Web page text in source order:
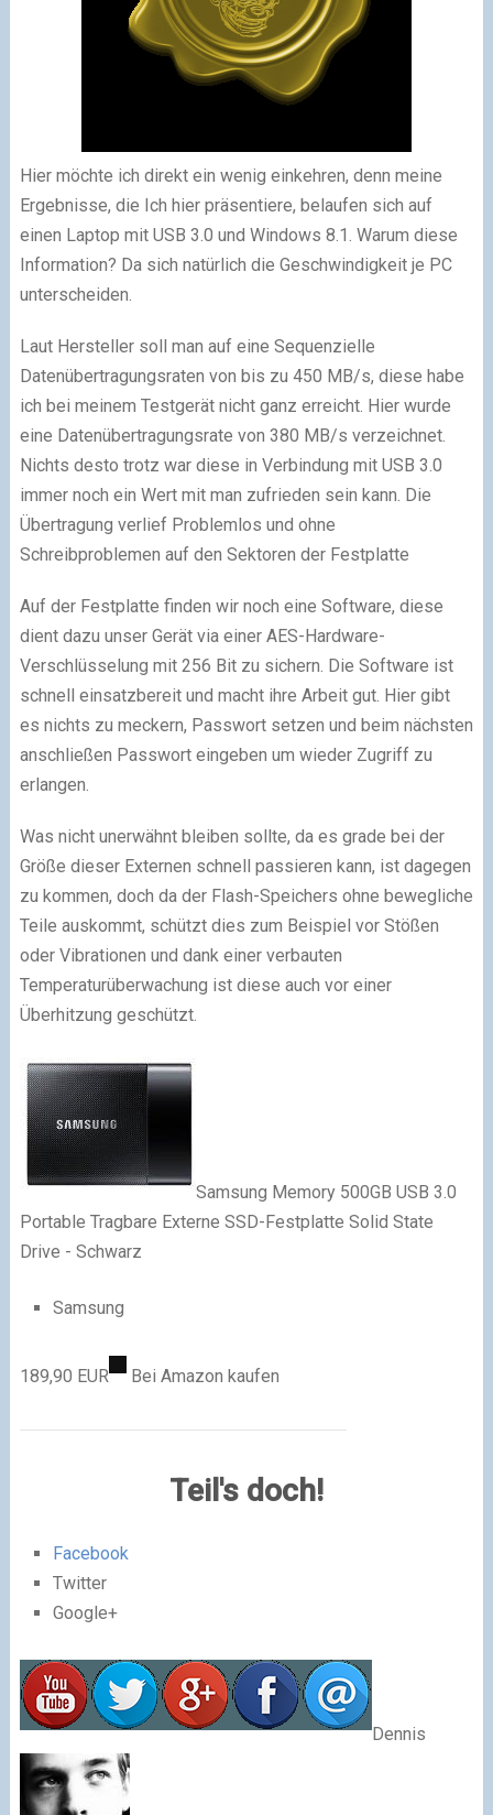
Hier möchte ich direkt ein wenig einkehren, denn meine
Ergebnisse, die Ich hier präsentiere, belaufen sich auf
einen Laptop mit USB 3.0 und Windows 8.1. Warum diese
Information? Da sich natürlich die Geschwindigkeit je PC
unterscheiden.
Laut Hersteller soll man auf eine Sequenzielle
Datenübertragungsraten von bis zu 450 MB/s, diese habe
ich bei meinem Testgerät nicht ganz erreicht. Hier wurde
eine Datenübertragungsrate von 380 MB/s verzeichnet.
Nichts desto trotz war diese in Verbindung mit USB 3.0
immer noch ein Wert mit man zufrieden sein kann. Die
Übertragung verlief Problemlos und ohne
Schreibproblemen auf den Sektoren der Festplatte
Auf der Festplatte finden wir noch eine Software, diese
dient dazu unser Gerät via einer AES-Hardware-
Verschlüsselung mit 256 Bit zu sichern. Die Software ist
schnell einsatzbereit und macht ihre Arbeit gut. Hier gibt
es nichts zu meckern, Passwort setzen und beim nächsten
anschließen Passwort eingeben um wieder Zugriff zu
erlangen.
Was nicht unerwähnt bleiben sollte, da es grade bei der
Größe dieser Externen schnell passieren kann, ist dagegen
zu kommen, doch da der Flash-Speichers ohne bewegliche
Teile auskommt, schützt dies zum Beispiel vor Stößen
oder Vibrationen und dank einer verbauten
Temperaturüberwachung ist diese auch vor einer
Überhitzung geschützt.
Samsung Memory 500GB USB 3.0
Portable Tragbare Externe SSD-Festplatte Solid State
Drive - Schwarz
Samsung
189,90 EUR Bei Amazon kaufen
Teil's doch!
Facebook
Twitter
Google+
Dennis